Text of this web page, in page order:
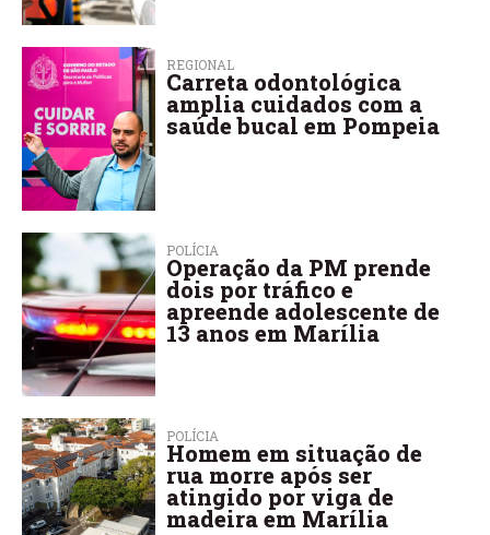
REGIONAL
Carreta odontológica
amplia cuidados com a
saúde bucal em Pompeia
POLÍCIA
Operação da PM prende
dois por tráfico e
apreende adolescente de
13 anos em Marília
POLÍCIA
Homem em situação de
rua morre após ser
atingido por viga de
madeira em Marília